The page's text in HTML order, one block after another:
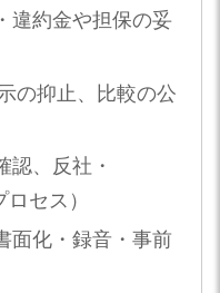
違約金や担保の妥
の抑止、比較の公
認、反社・
セス）
面化・録音・事前